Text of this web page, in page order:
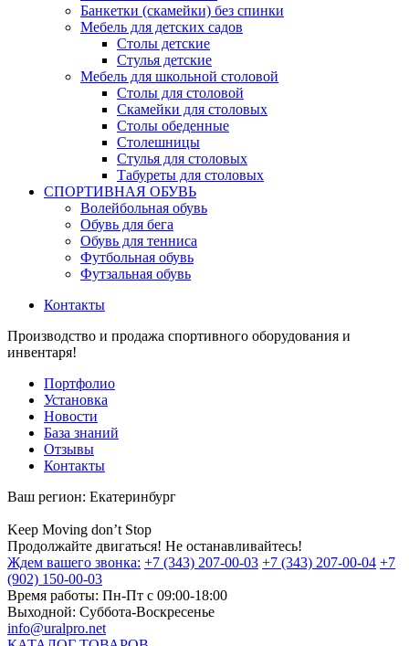
Банкетки (скамейки) без спинки
Мебель для детских садов
Столы детские
Стулья детские
Мебель для школьной столовой
Столы для столовой
Скамейки для столовых
Столы обеденные
Столешницы
Стулья для столовых
Табуреты для столовых
СПОРТИВНАЯ ОБУВЬ
Волейбольная обувь
Обувь для бега
Обувь для тенниса
Футбольная обувь
Футзальная обувь
Контакты
Производство и продажа спортивного оборудования и
инвентаря!
Портфолио
Установка
Новости
База знаний
Отзывы
Контакты
Ваш регион: Екатеринбург
Keep Moving don’t Stop
Продолжайте двигаться! Не останавливайтесь!
Ждем вашего звонка: +7 (343) 207-00-03 +7 (343) 207-00-04 +7
(902) 150-00-03
Время работы: Пн-Пт с 09:00-18:00
Выходной: Суббота-Воскресенье
info@uralpro.net